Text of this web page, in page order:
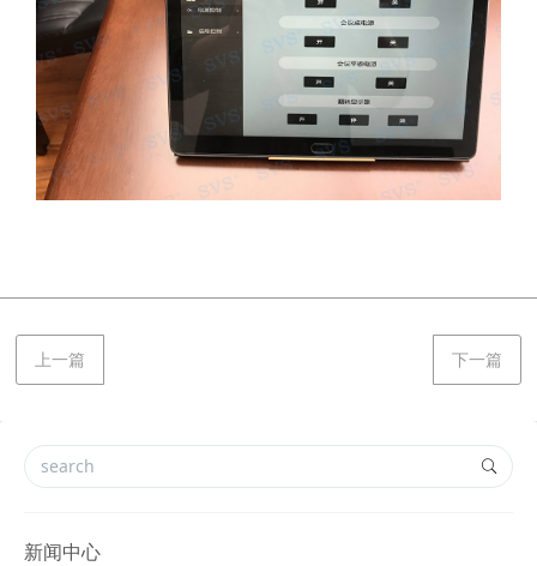
上一篇 下一篇
新闻中心